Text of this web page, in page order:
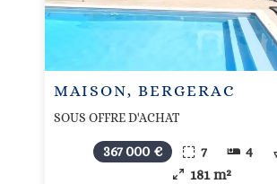
MAISON, BERGERAC
SOUS OFFRE D'ACHAT
367 000 € 7 4
181 m²